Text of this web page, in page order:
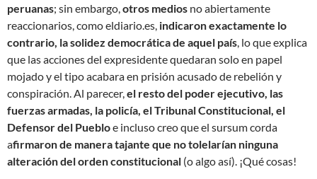
peruanas; sin embargo,otros medios no abiertamente
reaccionarios, como eldiario.es, indicaron exactamente lo
contrario, la solidez democrática de aquel país, lo que explica
que las acciones del expresidente quedaran solo en papel
mojado y el tipo acabara en prisión acusado de rebelión y
conspiración. Al parecer,el resto del poder ejecutivo, las
fuerzas armadas, la policía, el Tribunal Constitucional, el
Defensor del Puebloe incluso creo que el sursum corda
afirmaron de manera tajante que no tolelarían ninguna
alteración del orden constitucional (o algo así). ¡Qué cosas!